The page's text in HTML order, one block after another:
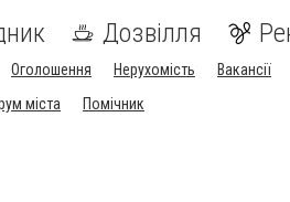
Дозвілля
Оголошення Нерухомість Вакансії
міста Помічник